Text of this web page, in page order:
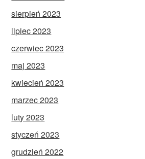
sierpień 2023
lipiec 2023
czerwiec 2023
maj 2023
kwiecień 2023
marzec 2023
luty 2023
styczeń 2023
grudzień 2022